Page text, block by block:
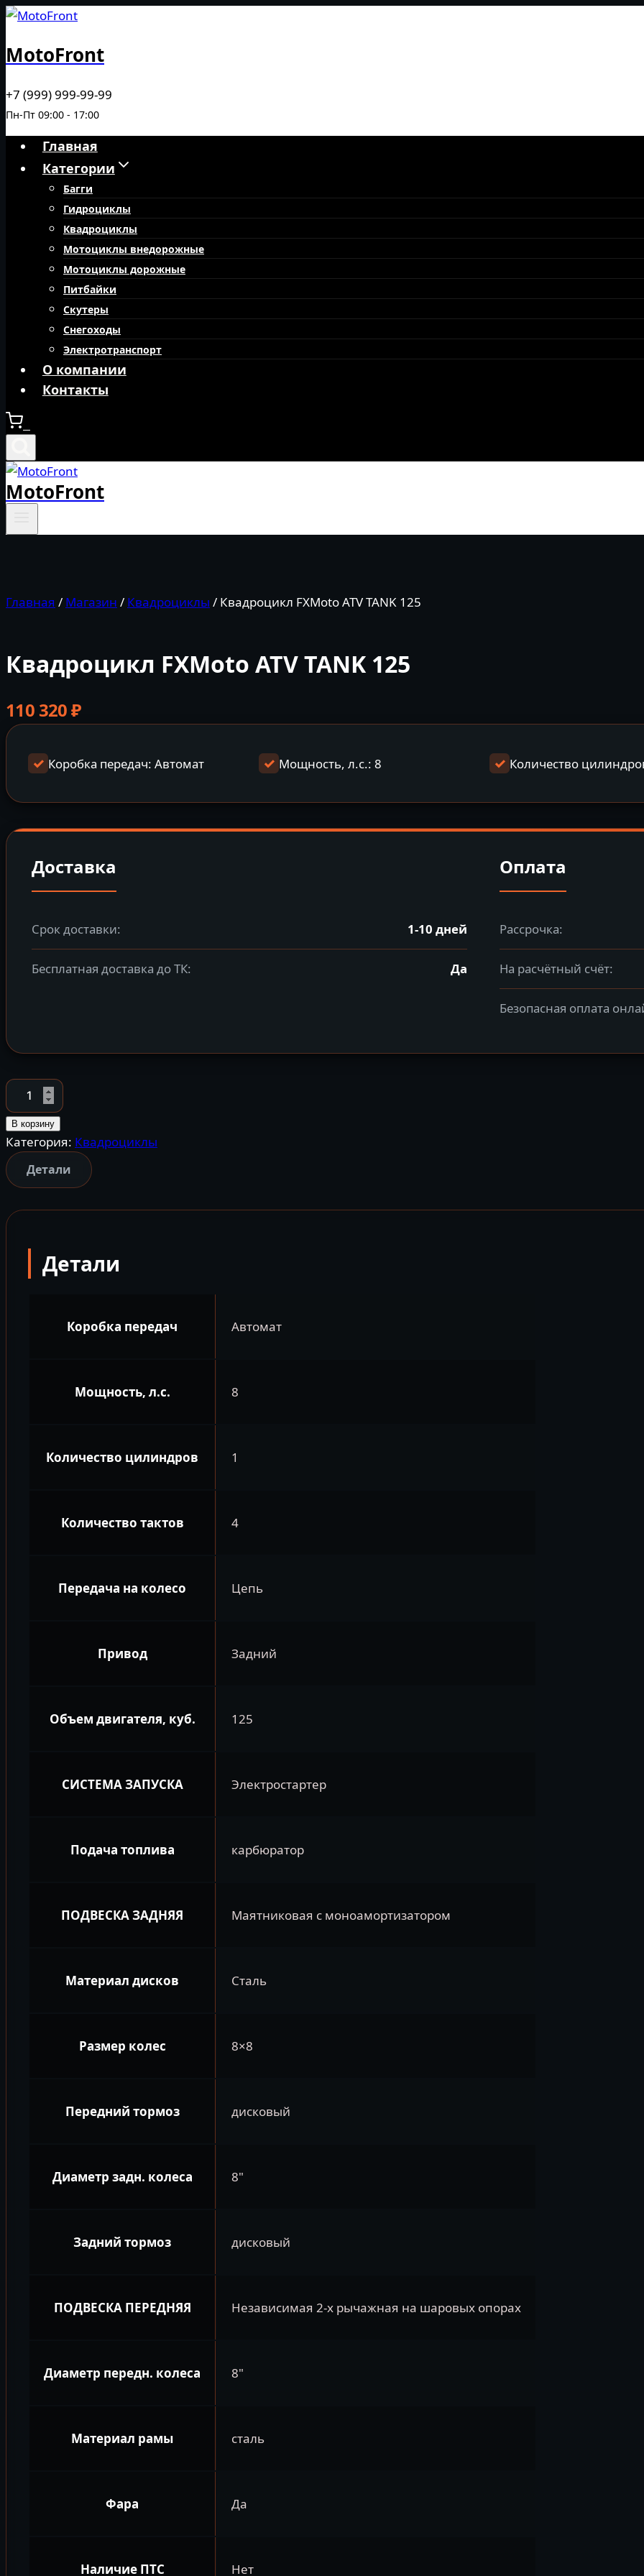
Перейти
содержимому
MotoFront
+7 (999) 999-99-99
Пн-Пт 09:00 - 17:00
Главная
Категории
Багги
Гидроциклы
Квадроциклы
Мотоциклы внедорожные
Мотоциклы дорожные
Питбайки
Скутеры
Снегоходы
Электротранспорт
О компании
Контакты
MotoFront
Главная / Магазин / Квадроциклы / Квадроцикл FXMoto ATV TANK 125
Квадроцикл FXMoto ATV TANK 125
110 320₽
Коробка передач: Автомат Мощность, л.с.: 8 Количество
Доставка
Срок доставки: 1-10 дней
Бесплатная доставка до ТК: Да
Оплата
Рассрочка:
На расчётный счёт:
Безопасная оплата
Количество
товара
Квадроцикл
FXMoto
ATV
TANK
В корзину
Категория: Квадроциклы
Детали
Детали
Коробка передач Автомат
Мощность, л.с. 8
Количество цилиндров 1
Количество тактов 4
Передача на колесо Цепь
Привод Задний
Объем двигателя, куб. 125
СИСТЕМА ЗАПУСКА Электростартер
Подача топлива карбюратор
ПОДВЕСКА ЗАДНЯЯ Маятниковая с моноамортизатором
Материал дисков Сталь
Размер колес 8×8
Передний тормоз дисковый
Диаметр задн. колеса 8"
Задний тормоз дисковый
ПОДВЕСКА ПЕРЕДНЯЯ Независимая 2-х рычажная на шаровых опорах
Диаметр передн. колеса 8"
Материал рамы сталь
Фара Да
Наличие ПТС Нет